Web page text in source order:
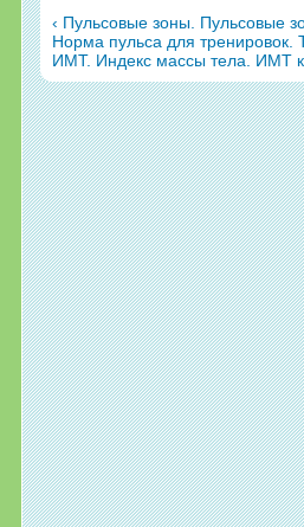
‹ Пульсовые зоны. Пульсовые
Норма пульса для тренировок.
ИМТ. Индекс массы тела. ИМТ